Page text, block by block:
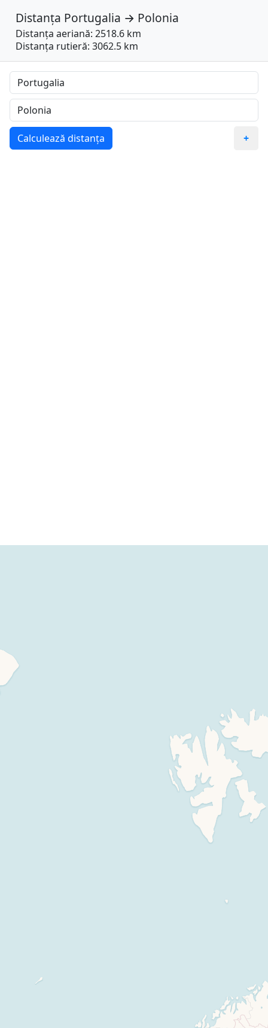
Distanța Portugalia → Polonia
Distanța aeriană: 2518.6 km
Distanța rutieră: 3062.5 km
Calculează distanța +